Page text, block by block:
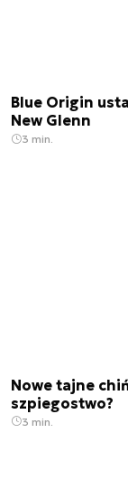
Blue Origin
New Glenn
3 min.
Nowe tajne
szpiegostwo?
3 min.